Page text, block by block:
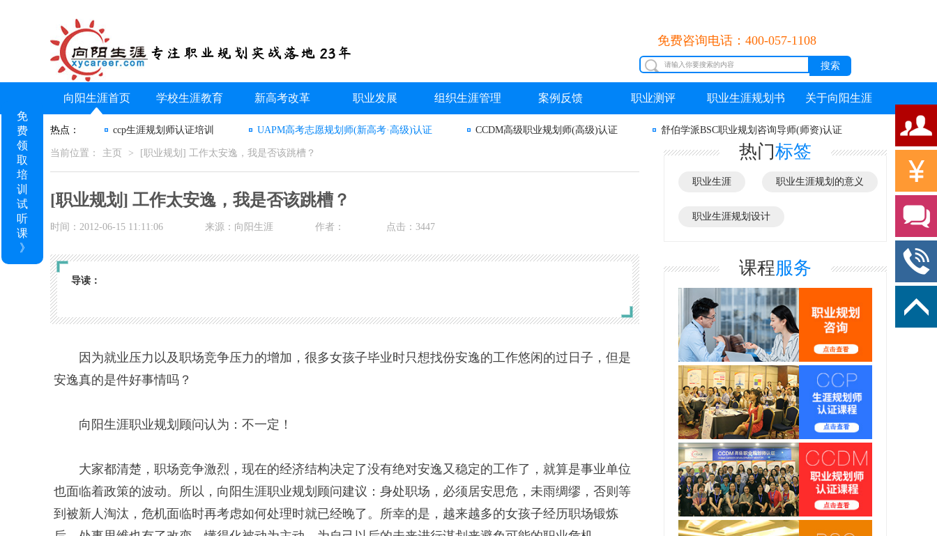
免费咨询电话：400-057-1108
向阳生涯首页 学校生涯教育 新高考改革 职业发展 组织生涯管理 案例反馈 职业测评 职业生涯规划书 关于向阳生涯
热点： ccp生涯规划师认证培训 UAPM高考志愿规划师(新高考·高级)认证 CCDM高级职业规划师(高级)认证 舒伯学派BSC职业规划咨询导师(师资)认证
当前位置： 主页 > [职业规划] 工作太安逸，我是否该跳槽？
[职业规划] 工作太安逸，我是否该跳槽？
时间：2012-06-15 11:11:06 来源：向阳生涯 作者： 点击：3447
导读：
因为就业压力以及职场竞争压力的增加，很多女孩子毕业时只想找份安逸的工作悠闲的过日子，但是
安逸真的是件好事情吗？
向阳生涯职业规划顾问认为：不一定！
大家都清楚，职场竞争激烈，现在的经济结构决定了没有绝对安逸又稳定的工作了，就算是事业单位
也面临着政策的波动。所以，向阳生涯职业规划顾问建议：身处职场，必须居安思危，未雨绸缪，否则等
到被新人淘汰，危机面临时再考虑如何处理时就已经晚了。所幸的是，越来越多的女孩子经历职场锻炼
热门标签
职业生涯 职业生涯规划的意义
职业生涯规划设计
课程服务
免
费
领
取
培
训
试
听
课
》